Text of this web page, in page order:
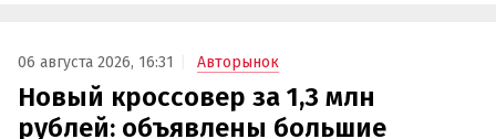
06 августа 2026, 16:31 Авторынок
Новый кроссовер за 1,3 млн
рублей: объявлены большие